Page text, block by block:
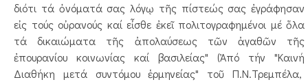
διότι τά ὀνόματά σας λόγῳ τῆς πίστεώς σας ἐγράφησαν
εἰς τούς οὐρανούς καί εἶσθε ἐκεῖ πολιτογραφημένοι μέ ὅλα
τά δικαιώματα τῆς ἀπολαύσεως τῶν ἀγαθῶν τῆς
ἐπουρανίου κοινωνίας καί βασιλείας" (Ἀπό τήν "Καινή
Διαθήκη μετά συντόμου ἑρμηνείας" τοῦ Π.Ν.Τρεμπέλα,